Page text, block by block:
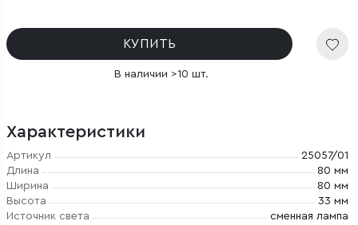
КУПИТЬ
В наличии >10 шт.
Характеристики
Артикул
25057/01
Длина
80 мм
Ширина
80 мм
Высота
33 мм
Источник света
сменная лампа